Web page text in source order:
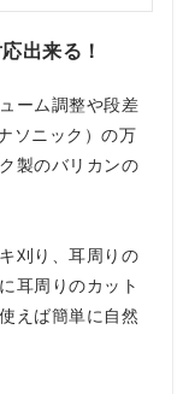
出来る！
ーム調整や段差
ソニック）の万
製のバリカンの
刈り、耳周りの
耳周りのカット
えば簡単に自然